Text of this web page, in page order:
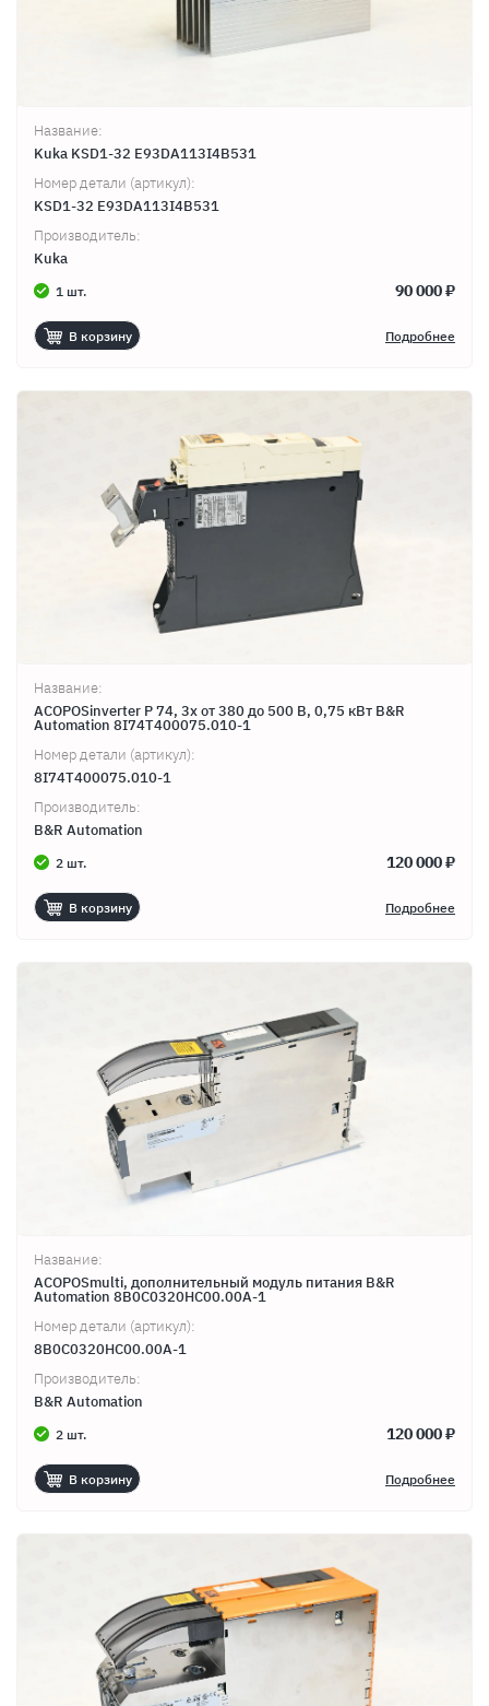
Название:
Kuka KSD1-32 E93DA113I4B531
Номер детали (артикул):
KSD1-32 E93DA113I4B531
Производитель:
Kuka
1 шт. 90 000 ₽
В корзину Подробнее
Название:
ACOPOSinverter P 74, 3x от 380 до 500 В, 0,75 кВт B&R
Automation 8I74T400075.010-1
Номер детали (артикул):
8I74T400075.010-1
Производитель:
B&R Automation
2 шт. 120 000 ₽
В корзину Подробнее
Название:
ACOPOSmulti, дополнительный модуль питания B&R
Automation 8B0C0320HC00.00A-1
Номер детали (артикул):
8B0C0320HC00.00A-1
Производитель:
B&R Automation
2 шт. 120 000 ₽
В корзину Подробнее
Продолжить покупки